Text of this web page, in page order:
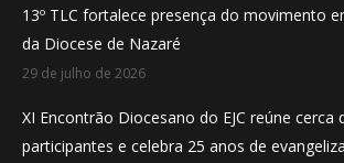
new
window
new
window
new
window
13º TLC fortalece presença do movimento
da Diocese de Nazaré
29 de julho de 2026
XI Encontrão Diocesano do EJC reúne cerca
participantes e celebra 25 anos de